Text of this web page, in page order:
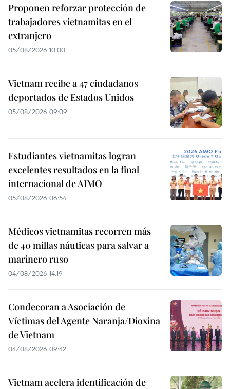
Proponen reforzar protección de
trabajadores vietnamitas en el
extranjero
05/08/2026 10:00
Vietnam recibe a 47 ciudadanos
deportados de Estados Unidos
05/08/2026 09:09
Estudiantes vietnamitas logran
excelentes resultados en la final
internacional de AIMO
05/08/2026 06:54
Médicos vietnamitas recorren más
de 40 millas náuticas para salvar a
marinero ruso
04/08/2026 14:19
Condecoran a Asociación de
Víctimas del Agente Naranja/Dioxina
de Vietnam
04/08/2026 09:42
Vietnam acelera identificación de